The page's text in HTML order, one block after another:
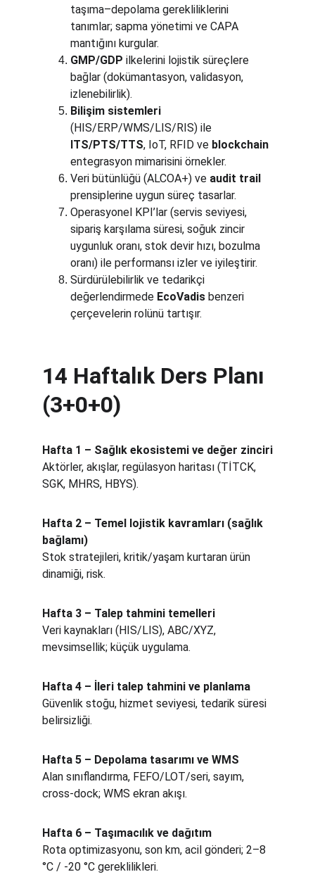
taşıma–depolama gerekliliklerini
tanımlar; sapma yönetimi ve CAPA
mantığını kurgular.
GMP/GDP ilkelerini lojistik süreçlere
bağlar (dokümantasyon, validasyon,
izlenebilirlik).
Bilişim sistemleri
(HIS/ERP/WMS/LIS/RIS) ile
ITS/PTS/TTS, IoT, RFID ve blockchain
entegrasyon mimarisini örnekler.
Veri bütünlüğü (ALCOA+) ve audit trail
prensiplerine uygun süreç tasarlar.
Operasyonel KPI’lar (servis seviyesi,
sipariş karşılama süresi, soğuk zincir
uygunluk oranı, stok devir hızı, bozulma
oranı) ile performansı izler ve iyileştirir.
Sürdürülebilirlik ve tedarikçi
değerlendirmede EcoVadis benzeri
çerçevelerin rolünü tartışır.
14 Haftalık Ders Planı
(3+0+0)
Hafta 1 – Sağlık ekosistemi ve değer zinciri
Aktörler, akışlar, regülasyon haritası (TİTCK,
SGK, MHRS, HBYS).
Hafta 2 – Temel lojistik kavramları (sağlık
bağlamı)
Stok stratejileri, kritik/yaşam kurtaran ürün
dinamiği, risk.
Hafta 3 – Talep tahmini temelleri
Veri kaynakları (HIS/LIS), ABC/XYZ,
mevsimsellik; küçük uygulama.
Hafta 4 – İleri talep tahmini ve planlama
Güvenlik stoğu, hizmet seviyesi, tedarik süresi
belirsizliği.
Hafta 5 – Depolama tasarımı ve WMS
Alan sınıflandırma, FEFO/LOT/seri, sayım,
cross-dock; WMS ekran akışı.
Hafta 6 – Taşımacılık ve dağıtım
Rota optimizasyonu, son km, acil gönderi; 2–8
°C / -20 °C gereklilikleri.